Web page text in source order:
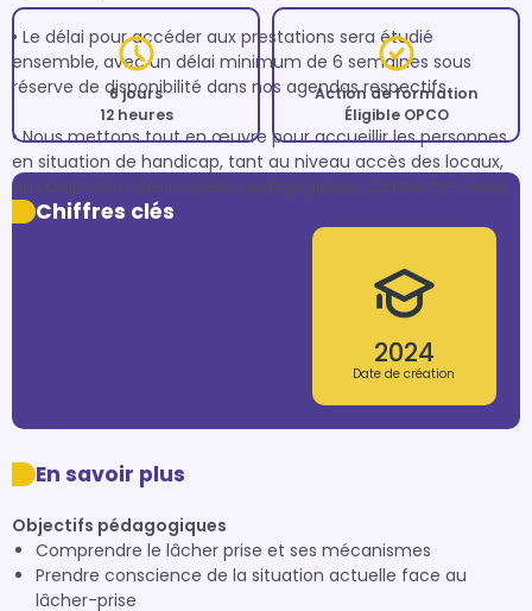
• Le délai pour accéder aux prestations sera étudié
ensemble, avec un délai minimum de 6 semaines sous
réserve de disponibilité dans nos agendas respectifs.
• Nous mettons tout en œuvre pour accueillir les personnes
en situation de handicap, tant au niveau accès des locaux,
qu’adaptation des moyens pédagogiques. Contactez-nous
pour en parler.
6 jours
12 heures
Action de formation
Éligible OPCO
Chiffres clés
2024
Date de création
En savoir plus
Objectifs pédagogiques
Comprendre le lâcher prise et ses mécanismes
Prendre conscience de la situation actuelle face au
lâcher-prise